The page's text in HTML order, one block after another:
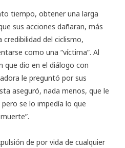
tiempo, obtener una larga
sus acciones dañaran, más
del ciclismo,
como una “víctima”. Al
que dio en el diálogo con
le preguntó por sus
aseguró, nada menos, que le
se lo impedía lo que
de por vida de cualquier